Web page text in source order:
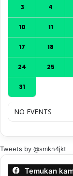
3 4
10 11
17 18
24 25
31
NO EVENTS
Tweets by @smkn4jkt
Temukan